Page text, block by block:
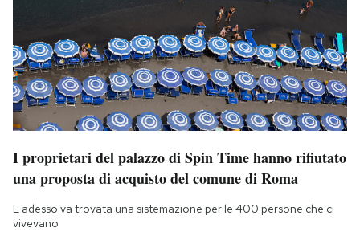
I proprietari del palazzo di Spin Time hanno rifiutato
una proposta di acquisto del comune di Roma
E adesso va trovata una sistemazione per le 400 persone che ci
vivevano